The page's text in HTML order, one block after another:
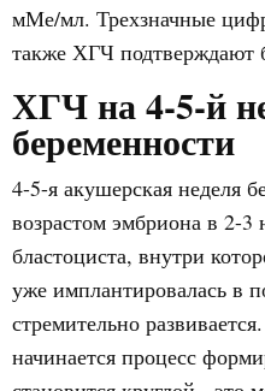
мМе/мл. Трехзначные
также ХГЧ подтверждают
ХГЧ на 4-5-й
беременности
4-5-я акушерская неделя
возрастом эмбриона в 2-3
бластоциста, внутри
уже имплантировалась в
стремительно
начинается процесс